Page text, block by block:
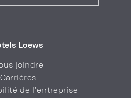
Loews
joindre
Carrières
de l'entreprise